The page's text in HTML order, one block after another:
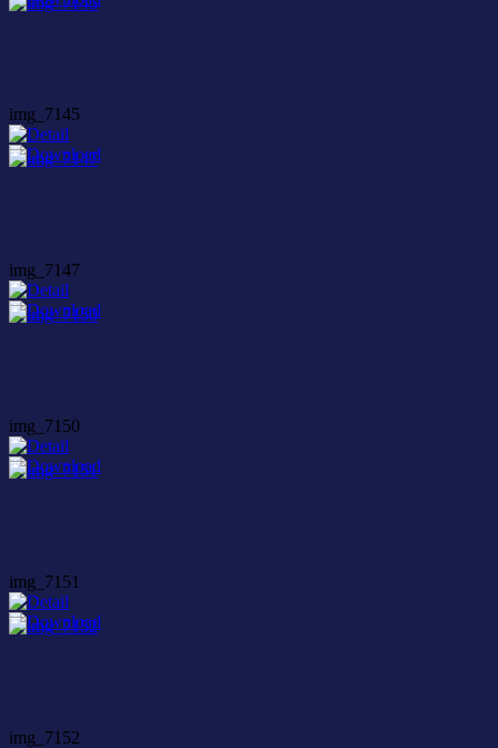
img_7145
img_7147
img_7150
img_7151
img_7152